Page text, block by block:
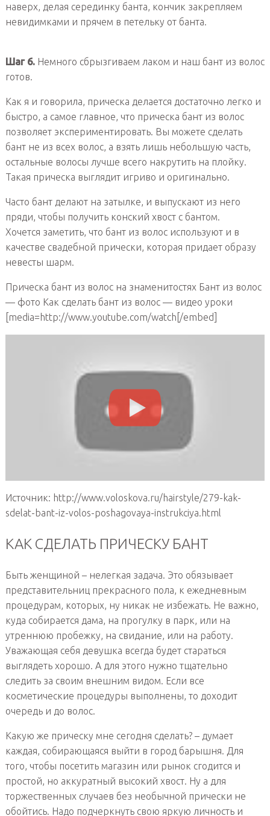
наверх, делая серединку банта, кончик закрепляем
невидимками и прячем в петельку от банта.
Шаг 6.Немного сбрызгиваем лаком и наш бант из волос
готов.
Как я и говорила, прическа делается достаточно легко и
быстро, а самое главное, что прическа бант из волос
позволяет экспериментировать. Вы можете сделать
бант не из всех волос, а взять лишь небольшую часть,
остальные волосы лучше всего накрутить на плойку.
Такая прическа выглядит игриво и оригинально.
Часто бант делают на затылке, и выпускают из него
пряди, чтобы получить конский хвост с бантом.
Хочется заметить, что бант из волос используют и в
качестве свадебной прически, которая придает образу
невесты шарм.
Прическа бант из волос на знаменитостях Бант из волос
— фото Как сделать бант из волос — видео уроки
[media=http://www.youtube.com/watch[/embed]
Источник: http://www.voloskova.ru/hairstyle/279-kak-
sdelat-bant-iz-volos-poshagovaya-instrukciya.html
КАК СДЕЛАТЬ ПРИЧЕСКУ БАНТ
Быть женщиной – нелегкая задача. Это обязывает
представительниц прекрасного пола, к ежедневным
процедурам, которых, ну никак не избежать. Не важно,
куда собирается дама, на прогулку в парк, или на
утреннюю пробежку, на свидание, или на работу.
Уважающая себя девушка всегда будет стараться
выглядеть хорошо. А для этого нужно тщательно
следить за своим внешним видом. Если все
косметические процедуры выполнены, то доходит
очередь и до волос.
Какую же прическу мне сегодня сделать? – думает
каждая, собирающаяся выйти в город барышня. Для
того, чтобы посетить магазин или рынок сгодится и
простой, но аккуратный высокий хвост. Ну а для
торжественных случаев без необычной прически не
обойтись. Надо подчеркнуть свою яркую личность и